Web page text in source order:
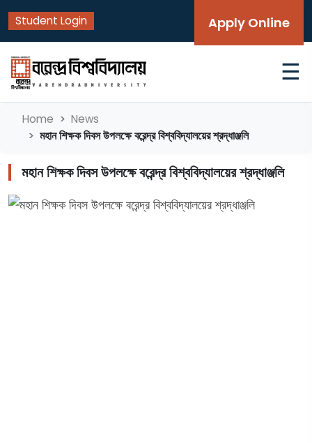
Student Login Apply Online
☰
Home News
মহান শিক্ষক দিবস উপলক্ষে বরেন্দ্র বিশ্ববিদ্যালয়ের শ্রদ্ধাঞ্জলি
মহান শিক্ষক দিবস উপলক্ষে বরেন্দ্র বিশ্ববিদ্যালয়ের শ্রদ্ধাঞ্জলি